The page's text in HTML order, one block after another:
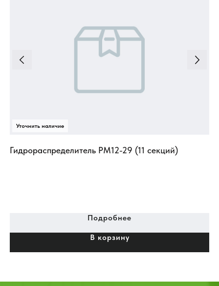
Гидрораспределитель РМ12-29 (11 секций)
Подробнее
В корзину